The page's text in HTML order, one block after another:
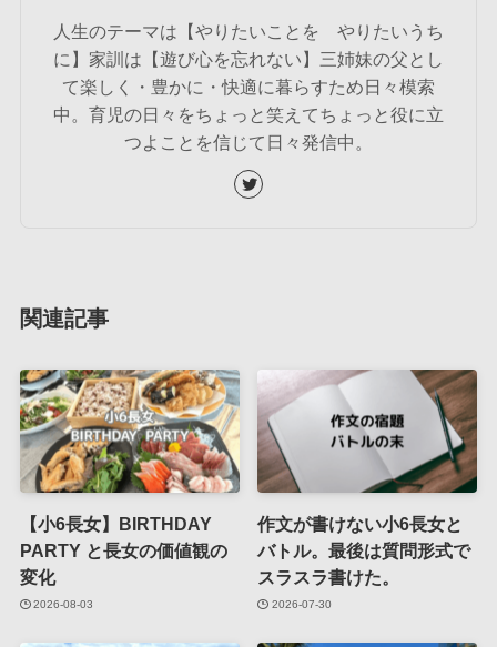
人生のテーマは【やりたいことを やりたいうち
に】家訓は【遊び心を忘れない】三姉妹の父とし
て楽しく・豊かに・快適に暮らすため日々模索
中。育児の日々をちょっと笑えてちょっと役に立
つよことを信じて日々発信中。
関連記事
【小6長女】BIRTHDAY
PARTY と長女の価値観の
変化
2026-08-03
作文が書けない小6長女と
バトル。最後は質問形式で
スラスラ書けた。
2026-07-30